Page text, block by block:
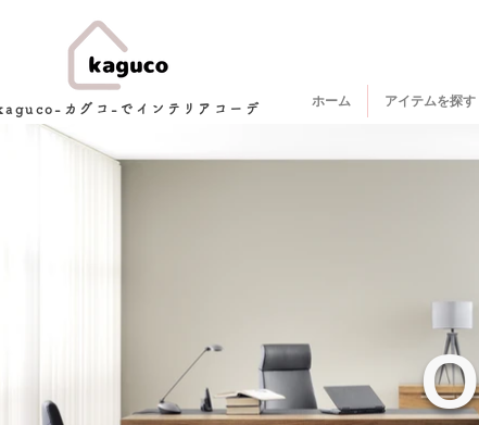
カグコ-でインテリアコーデ ホーム アイテムを探す